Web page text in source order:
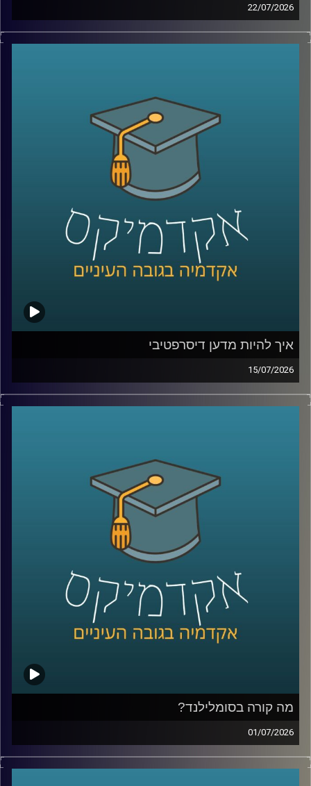
22/07/2026
אם לפני עשור היינו אומרים את המילה “רחפן”, כנראה שהיינו
חושבים על צילום מהאוויר או על גאדג’ט מגניב. היום התמונה
ובמקרים מסוימים אפילו מסוגלים לבצע חלק מהמשימות
שלהם באופן עצמאי.
ככל שהמערכות האלה הופכות לחכמות יותר, עולה שאלה
הרבה יותר גדולה מרק מה הטכנולוגיה יודעת לעשות: האם
אנחנו יכולים לסמוך עליה? מתי אדם צריך לקבל את ההחלטה,
ומתי אפשר לתת למכונה לעשות את זה? ואם היא טועה, מי
על כל אלו נדבר עם ד״ר אביב בר זוהר, דוקטור למשפטים
בנושא חוקיות רחפנים אוטונומיים קטלניים ומשמעות
מעורבות האדם בחוג ההפעלה.
קרדיט תמונות:AudioVersity
איך להיות מדען דיסרפטיבי
15/07/2026
הרבה מההמצאות שאנחנו מכירים התחילו בכלל מטעות.
פניצילין שנולד מצלחת פטרי שהתמלאה עובש, פוסט־איט
רדאר, וארטיק שנולד כשילד שכח בחוץ כוס עם משקה ומקל
ערבוב בלילה קר.
על פניו, כל אלה נשמעים כמו מזל. אבל אולי זו רק חצי
מהתמונה. כי הרבה אנשים נתקלים בטעויות, בכישלונות
ובדברים לא צפויים, והשאלה היא מי יודע לעצור, להסתכל
עליהם אחרת, ולהפוך אותם לפריצת דרך.
האורח שלנו היום הוא מוטי שטנר, יזם סדרתי, משקיע ומרצה
באוניברסיטת רייכמן. יחד עם אחיו, פרופ׳ אורי שטנר, הוא כתב
את הספר “איך להיות מדען דיסרפטיבי”, שמנסה לשאול האם
פריצות דרך הן באמת עניין של גאונות ומזל, או שאפשר לפתח
צורת חשיבה, ואולי אפילו שיטה, שמגדילה את הסיכוי לזהות
שאלות גדולות, לערער על הנחות יסוד ולפרוץ את גבולות הידע
בפרק הזה נדבר על הדרך שבה נולדות תגליות, על מה שמדע
יכול ללמוד מהייטק, על ההבדל בין חשיבה נועזת לחשיבה לא
מבוססת, ועל השאלה האם אפשר ללמד אנשים לחשוב בצורה
שמובילה לפריצות דרך
קרדיט תמונות:AudioVersity
מה קורה בסומלילנד?
01/07/2026
יש בעולם מדינה עם כ-6 מיליון תושבים, ממשלה, מטבע, צבא,
דרכונים ובחירות דמוקרטיות. היא יציבה יותר מחלק מהמדינות